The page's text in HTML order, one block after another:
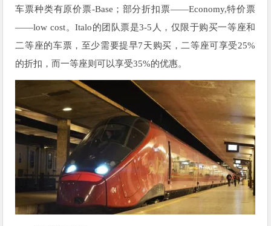
车票种类有原价票-Base；部分折扣票——Economy,特价票
——low cost。Italo的团队票是3-5人，仅限于购买一等座和
二等座的车票，至少需要提早7天购买，二等座可享受25%
的折扣，而一等座则可以享受35%的优惠。